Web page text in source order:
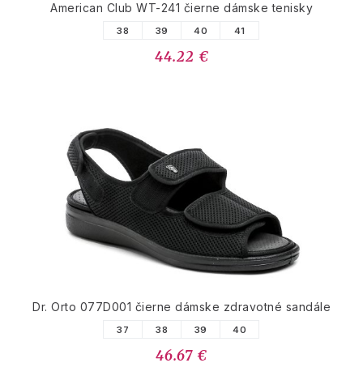
American Club WT-241 čierne dámske tenisky
38 39 40 41
44.22 €
Dr. Orto 077D001 čierne dámske zdravotné sandále
37 38 39 40
46.67 €